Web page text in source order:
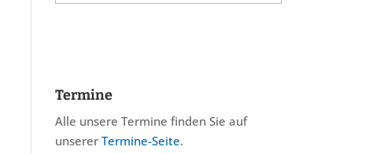
Termine
Alle unsere Termine finden Sie auf
unserer Termine-Seite.